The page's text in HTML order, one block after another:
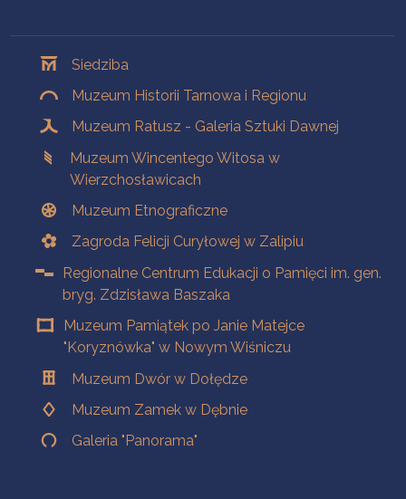
Siedziba
Muzeum Historii Tarnowa i Regionu
Muzeum Ratusz - Galeria Sztuki Dawnej
Muzeum Wincentego Witosa w
Wierzchosławicach
Muzeum Etnograficzne
Zagroda Felicji Curyłowej w Zalipiu
Regionalne Centrum Edukacji o Pamięci im. gen.
bryg. Zdzisława Baszaka
Muzeum Pamiątek po Janie Matejce
"Koryznówka" w Nowym Wiśniczu
Muzeum Dwór w Dołędze
Muzeum Zamek w Dębnie
Galeria "Panorama"